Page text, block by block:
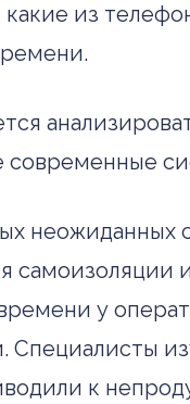
из
современные
неожиданных
самоизоляции
у
к